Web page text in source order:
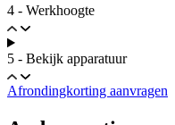
4 - Werkhoogte
5 - Bekijk apparatuur
Afrondingkorting aanvragen